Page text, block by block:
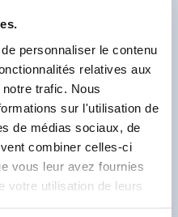
personnaliser le contenu
relatives aux
trafic. Nous
sur l'utilisation de
de médias sociaux, de
combiner celles-ci
vous leur avez fournies
votre utilisation de leurs
votre N°
sur votre facture et
télécharger les PDF
*
client".